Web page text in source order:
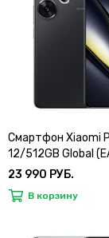
Смартфон Xiaomi
12/512GB Global
23 990 РУБ.
В корзину